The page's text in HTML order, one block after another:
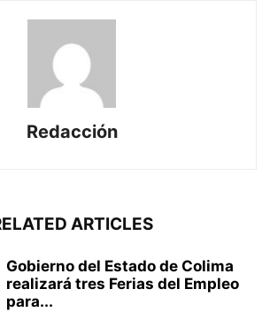
Redacción
ARTICLES
Gobierno del Estado de Colima
realizará tres Ferias del Empleo
para...